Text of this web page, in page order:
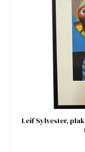
Leif Sylvester,